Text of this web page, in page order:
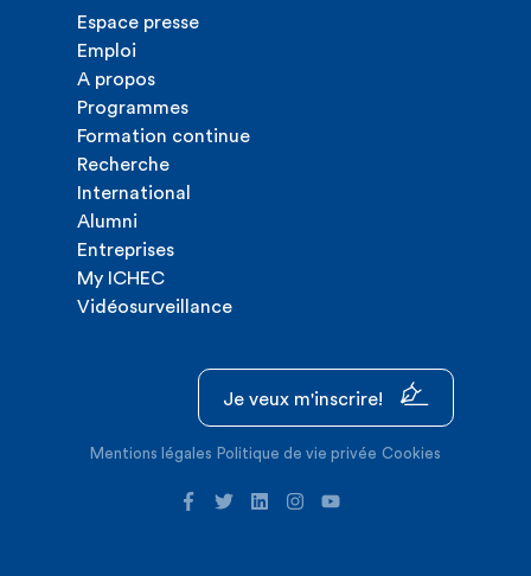
Espace presse
Emploi
A propos
Programmes
Formation continue
Recherche
International
Alumni
Entreprises
My ICHEC
Vidéosurveillance
Je veux m'inscrire!
Mentions légales Politique de vie privée Cookies